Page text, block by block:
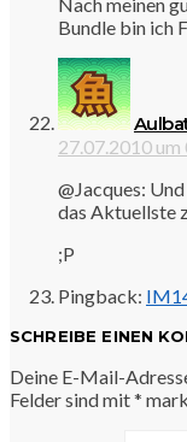
Nach meinen
Bundle bin ich
27.07.2010 um
@Jacques:
das Aktuellste
;P
Pingback:
SCHREIBE EINEN
Deine E-Mail-
Felder sind mit*